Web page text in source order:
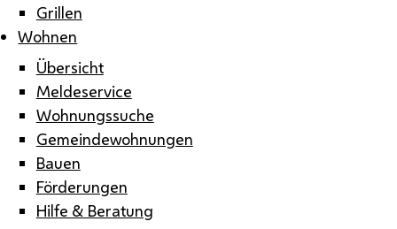
Grillen
Wohnen
Übersicht
Meldeservice
Wohnungssuche
Gemeindewohnungen
Bauen
Förderungen
Hilfe & Beratung